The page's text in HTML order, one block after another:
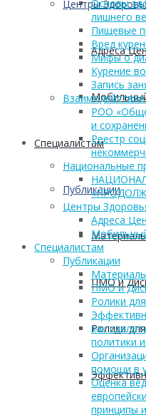
Центры
Адреса
Cпециалистам
Публикации
ПМО и
Ролики
Основы
лишнего
Пищевые
Вред
Мифы о
Курение
Запись
РОО
и
Реестр
Национальные
Центры
Адреса
Cпециалистам
Публикации
ПМО и
Ролики
как
политики
помощи в
Оценка
принципы